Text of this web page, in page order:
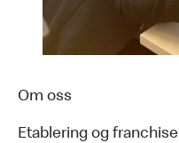
Om oss
Etablering og franchise